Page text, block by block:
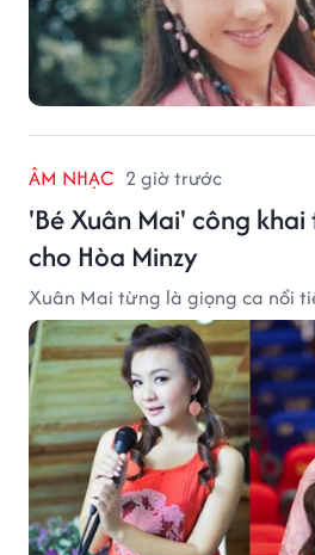
ÂM NHẠC 2 giờ trước
'Bé Xuân Mai' công
cho Hòa Minzy
Xuân Mai từng là giọng ca nổi